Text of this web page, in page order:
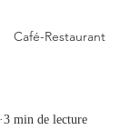
Café-Restaurant
3 min de lecture